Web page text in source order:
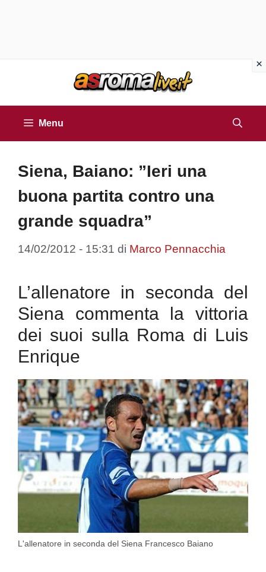
Menu
Siena, Baiano: ”Ieri una
buona partita contro una
grande squadra”
14/02/2012 - 15:31 di Marco Pennacchia
L’allenatore in seconda del
Siena commenta la vittoria
dei suoi sulla Roma di Luis
Enrique
L'allenatore in seconda del Siena Francesco Baiano